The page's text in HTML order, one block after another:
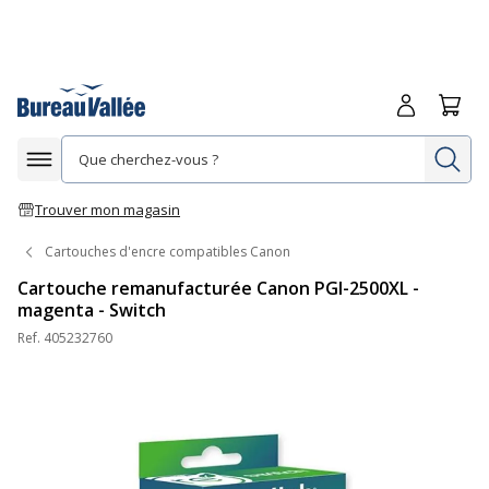
Afficher la navigation
Trouver mon magasin
Me
Cartouches d'encre compatibles Canon
Cartouche remanufacturée Canon PGI-2500XL -
magenta - Switch
Ref. 405232760